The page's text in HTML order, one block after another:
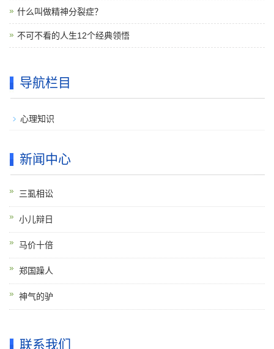
什么叫做精神分裂症？
不可不看的人生12个经典领悟
导航栏目
心理知识
新闻中心
三虱相讼
小儿辩日
马价十倍
郑国躁人
神气的驴
联系我们